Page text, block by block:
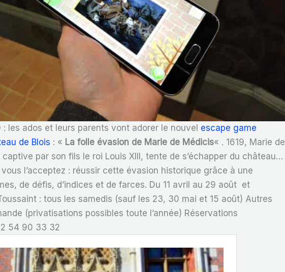
les ados et leurs parents vont adorer le nouvel escape game
de Blois : « La folle évasion de Marie de Médicis« . 1619, Marie de
par son fils le roi Louis XIII, tente de s’échapper du château…
l’acceptez : réussir cette évasion historique grâce à une
de défis, d’indices et de farces. Du 11 avril au 29 août et
: tous les samedis (sauf les 23, 30 mai et 15 août) Autres
(privatisations possibles toute l’année) Réservations
54 90 33 32